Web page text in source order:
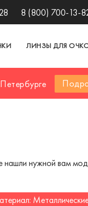
8 (800) 700-13-
ЛИНЗЫ ДЛЯ
нужной вам